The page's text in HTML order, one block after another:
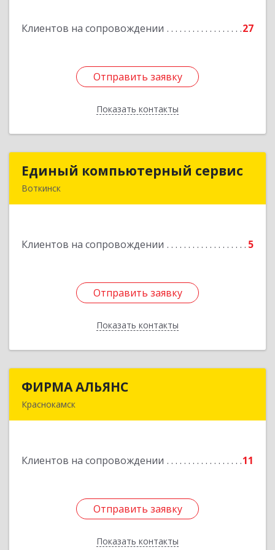
Клиентов на сопровождении 27
Отправить заявку
Показать контакты
Подробнее
Отправить заявку
Назад
Единый компьютерный сервис
Воткинск
Клиентов на сопровождении 5
Отправить заявку
Показать контакты
Единый компьютерный сервис
Отправить заявку
Назад
ФИРМА АЛЬЯНС
Краснокамск
Клиентов на сопровождении 11
Отправить заявку
Показать контакты
Отправить заявку
Назад